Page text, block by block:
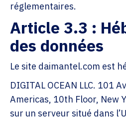
réglementaires.
Article 3.3 :
des données
Le site daimantel.com est
DIGITAL OCEAN LLC. 101
Americas, 10th Floor, New
sur un serveur situé dans